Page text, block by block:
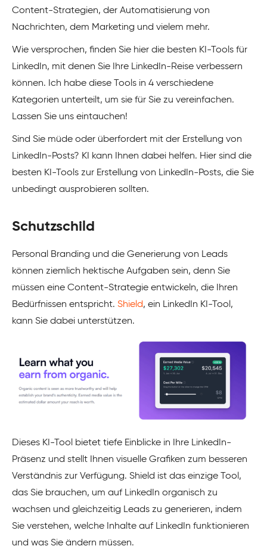
Content-Strategien, der Automatisierung von
Nachrichten, dem Marketing und vielem mehr.
Wie versprochen, finden Sie hier die besten KI-Tools für
LinkedIn, mit denen Sie Ihre LinkedIn-Reise verbessern
können. Ich habe diese Tools in 4 verschiedene
Kategorien unterteilt, um sie für Sie zu vereinfachen.
Lassen Sie uns eintauchen!
Sind Sie müde oder überfordert mit der Erstellung von
LinkedIn-Posts? KI kann Ihnen dabei helfen. Hier sind die
besten KI-Tools zur Erstellung von LinkedIn-Posts, die Sie
unbedingt ausprobieren sollten.
Schutzschild
Personal Branding und die Generierung von Leads
können ziemlich hektische Aufgaben sein, denn Sie
müssen eine Content-Strategie entwickeln, die Ihren
Bedürfnissen entspricht. Shield, ein LinkedIn KI-Tool,
kann Sie dabei unterstützen.
Dieses KI-Tool bietet tiefe Einblicke in Ihre LinkedIn-
Präsenz und stellt Ihnen visuelle Grafiken zum besseren
Verständnis zur Verfügung. Shield ist das einzige Tool,
das Sie brauchen, um auf LinkedIn organisch zu
wachsen und gleichzeitig Leads zu generieren, indem
Sie verstehen, welche Inhalte auf LinkedIn funktionieren
und was Sie ändern müssen.